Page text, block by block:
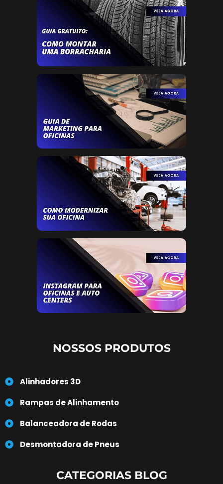
NOSSOS PRODUTOS
Alinhadores 3D
Rampas de Alinhamento
Balanceadora de Rodas
Desmontadora de Pneus
CATEGORIAS BLOG